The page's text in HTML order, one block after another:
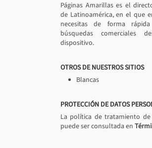
Páginas Amarillas es el
de Latinoamérica, en el que
necesitas de forma
búsquedas comerciales
dispositivo.
OTROS DE NUESTROS SITIOS
Blancas
PROTECCIÓN DE DATOS
La política de tratamiento
puede ser consultada en